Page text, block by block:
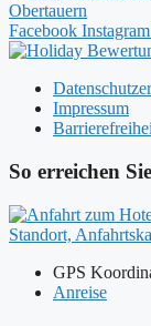
Facebook Instagram
Impressum
So erreichen
GPS
Anreise